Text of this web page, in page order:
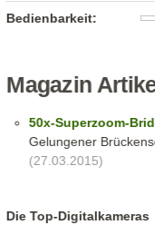
Bedienbarkeit:
Magazin
50x-Superzoom-
Gelungener
(27.03.2015)
Die Top-Digitalkameras